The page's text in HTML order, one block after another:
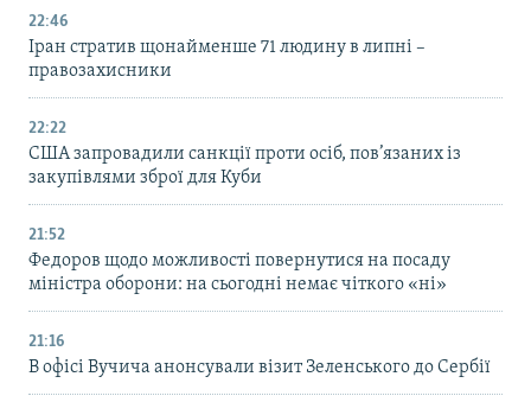
22:46
Іран стратив щонайменше 71 людину в липні –
правозахисники
22:22
США запровадили санкції проти осіб, пов’язаних із
закупівлями зброї для Куби
21:52
Федоров щодо можливості повернутися на посаду
міністра оборони: на сьогодні немає чіткого «ні»
21:16
В офісі Вучича анонсували візит Зеленського до Сербії